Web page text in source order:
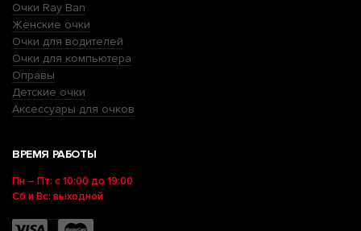
Очки Ray Ban
Женские очки
Очки для водителей
Очки для компьютера
Оправы
Детские очки
Аксессуары для очков
ВРЕМЯ РАБОТЫ
Пн – Пт: с 10:00 до 19:00
Сб и Вс: выходной